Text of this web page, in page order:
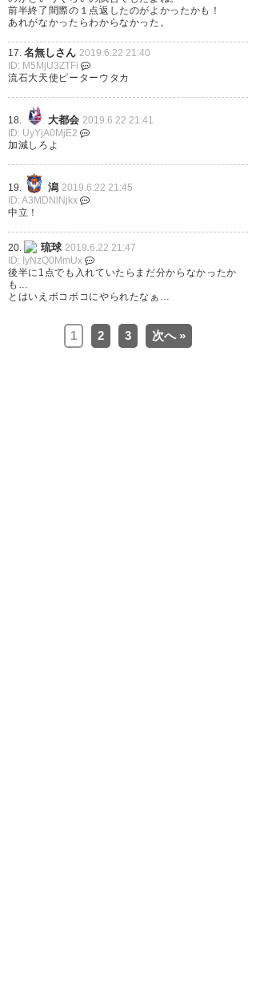
シュート数とスコアをご覧下さ
い。 #ヴァンフォーレ甲府 #FC
琉球https://t.co/23KAPocnWZ
— Taishi Sano (tis_0604)2019,
6月 22
内田がフィットしてきて、得点
に絡むようになったのがかなり
大きい クロスはめっちゃ上手い
し、飛び道具は大きな武器 #vfk
前半終了間際の１点返したのがよかったかも！
あれがなかったらわからなかった。
17. 名無しさん 2019.6.22 21:40
ID: M5MjU3ZTFi
流石大天使ピーターウタカ
18. 大都会 2019.6.22 21:41
ID: UyYjA0MjE2
加減しろよ
19. 潟 2019.6.22 21:45
ID: A3MDNlNjkx
中立！
20. 琉球 2019.6.22 21:47
ID: IyNzQ0MmUx
後半に1点でも入れていたらまだ分からなかったか
も…
とはいえボコボコにやられたなぁ…
1 2 3 次へ »